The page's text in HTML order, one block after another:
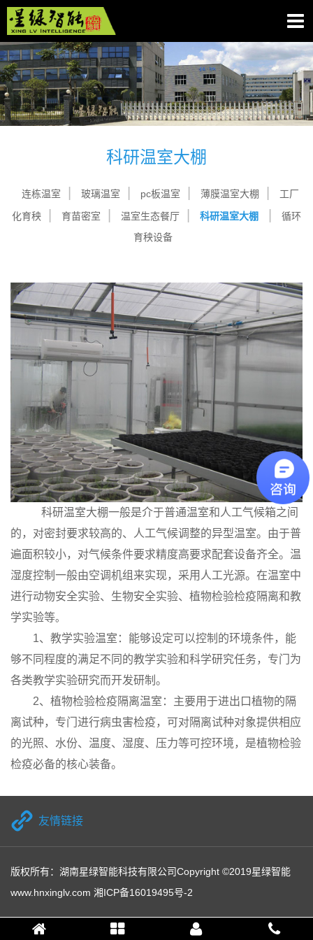
科研温室大棚
连栋温室 玻璃温室 pc板温室 薄膜温室大棚
工厂
化育秧
育苗密室 温室生态餐厅 科研温室大棚
循环
育秧设备
科研温室大棚一般是介于普通温室和人工气候箱之间
的，对密封要求较高的、人工气候调整的异型温室。由于普
遍面积较小，对气候条件要求精度高要求配套设备齐全。温
湿度控制一般由空调机组来实现，采用人工光源。在温室中
进行动物安全实验、生物安全实验、植物检验检疫隔离和教
学实验等。
1、教学实验温室：能够设定可以控制的环境条件，能
够不同程度的满足不同的教学实验和科学研究任务，专门为
各类教学实验研究而开发研制。
2、植物检验检疫隔离温室：主要用于进出口植物的隔
离试种，专门进行病虫害检疫，可对隔离试种对象提供相应
的光照、水份、温度、湿度、压力等可控环境，是植物检验
检疫必备的核心装备。
友情链接
版权所有：湖南星绿智能科技有限公司Copyright ©2019星绿智能
www.hnxinglv.com 湘ICP备16019495号-2